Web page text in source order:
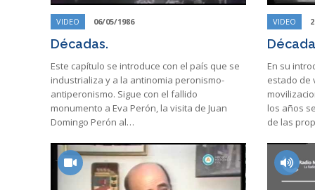
VIDEO 06/05/1986
Décadas.
Este capítulo se introduce con el país que se
industrializa y a la antinomia peronismo-
antiperonismo. Sigue con el fallido
monumento a Eva Perón, la visita de Juan
Domingo Perón al…
VIDEO
En su
estado de
los años
de las